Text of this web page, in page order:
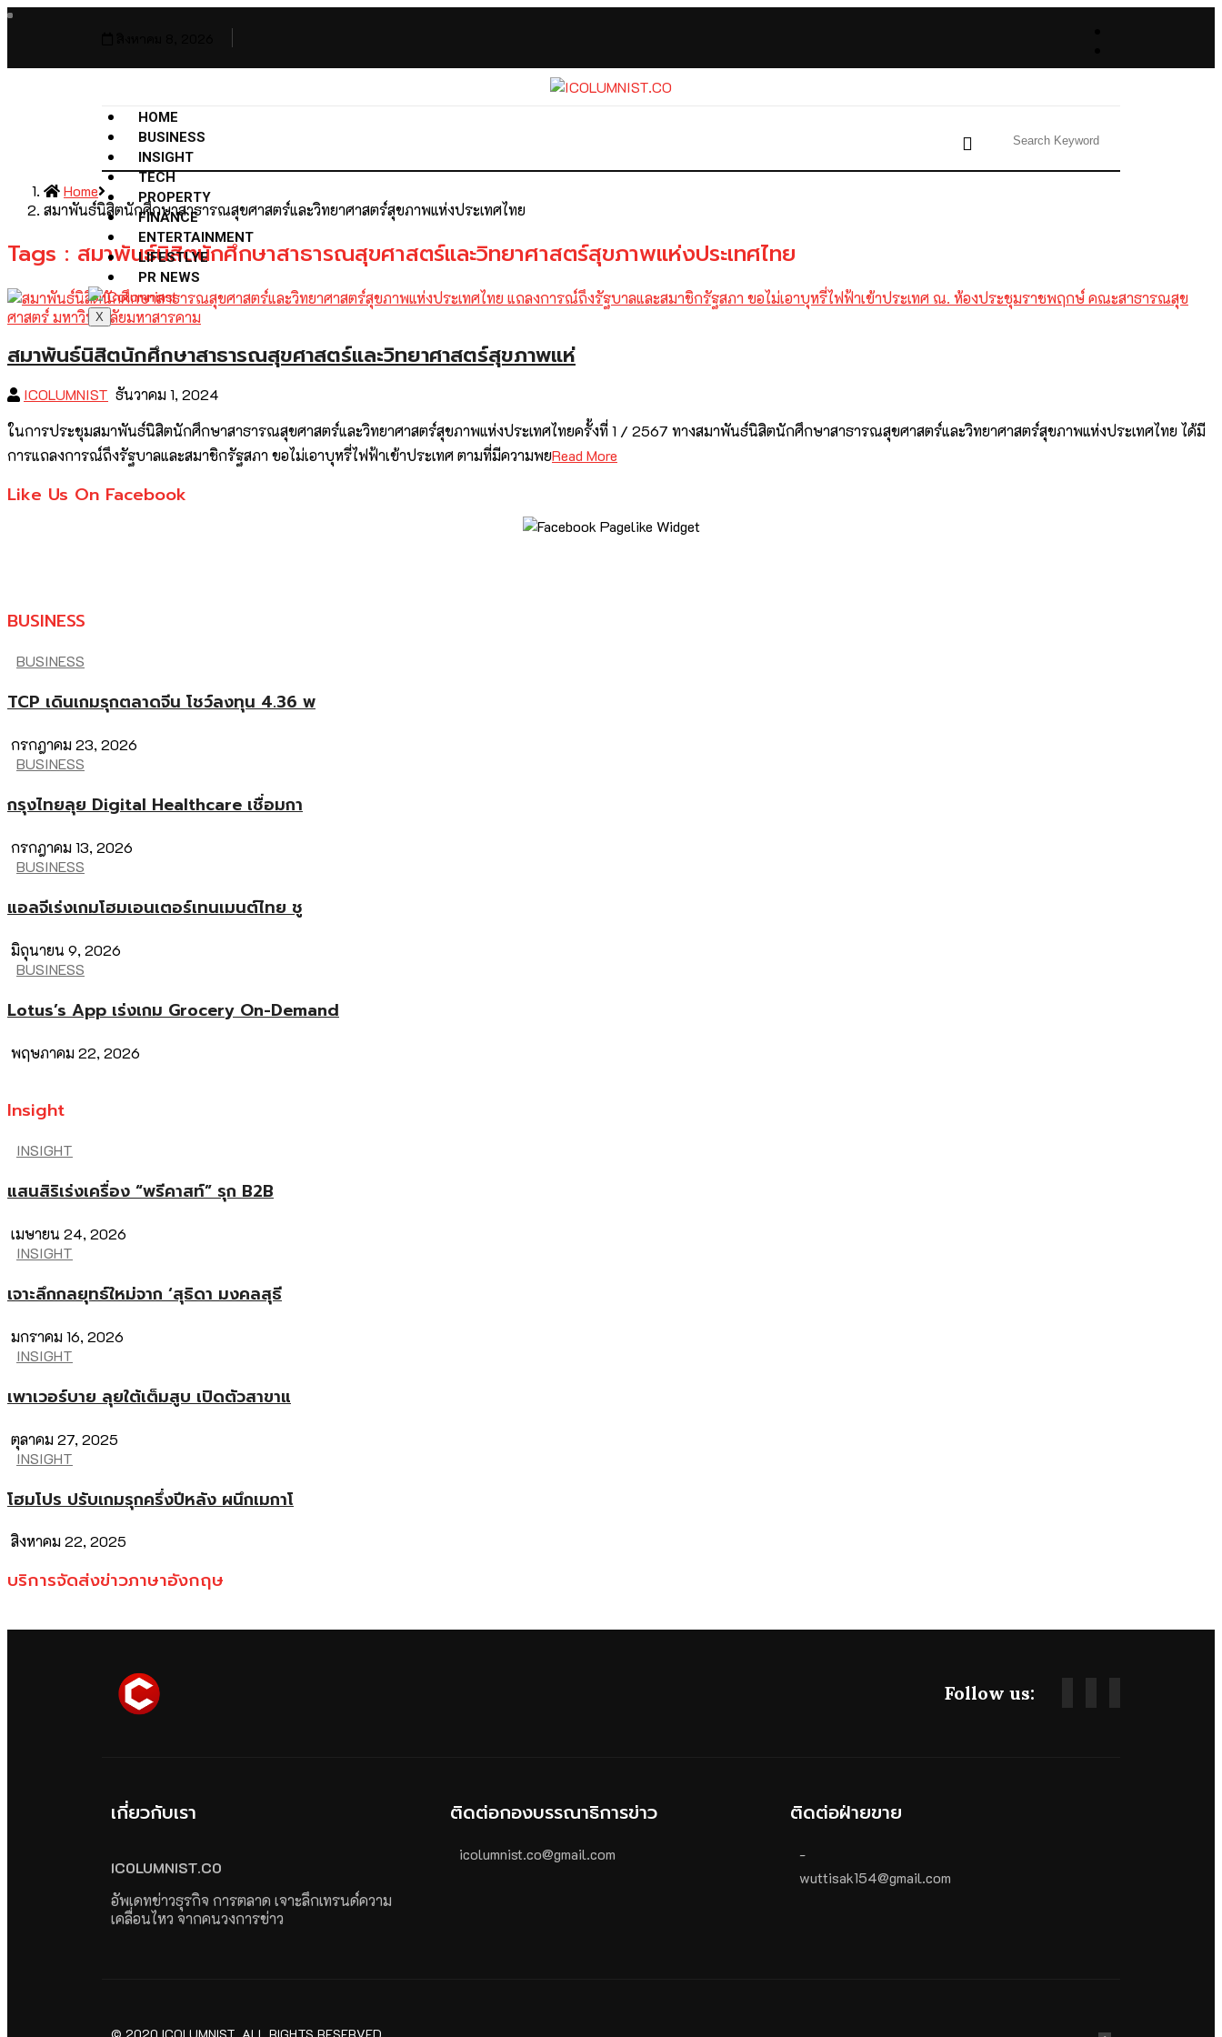
HOME
BUSINESS
INSIGHT
TECH
PROPERTY
FINANCE
ENTERTAINMENT
LIFESTLYE
PR NEWS
X
Home
สมาพันธ์นิสิตนักศึกษาสาธารณสุขศาสตร์และวิทยาศาสตร์สุขภาพแห่งประเทศไทย
Tags : สมาพันธ์นิสิตนักศึกษาสาธารณสุขศาสตร์และวิทยาศาสตร์สุขภาพแห่งประเทศไทย
สมาพันธ์นิสิตนักศึกษาสาธารณสุขศาสตร์และวิทยาศาสตร์สุขภาพแห่
ICOLUMNIST ธันวาคม 1, 2024
ในการประชุมสมาพันธ์นิสิตนักศึกษาสาธารณสุขศาสตร์และวิทยาศาสตร์สุขภาพแห่งประเทศไทยครั้งที่ 1 / 2567 ทางสมาพันธ์นิสิตนักศึกษาสาธารณสุขศาสตร์และวิทยาศาสตร์สุขภาพแห่งประเทศไทย ได้มี
การแถลงการณ์ถึงรัฐบาลและสมาชิกรัฐสภา ขอไม่เอาบุหรี่ไฟฟ้าเข้าประเทศ ตามที่มีความพยRead More
Like Us On Facebook
BUSINESS
BUSINESS
TCP เดินเกมรุกตลาดจีน โชว์ลงทุน 4.36 พ
กรกฎาคม 23, 2026
BUSINESS
กรุงไทยลุย Digital Healthcare เชื่อมกา
กรกฎาคม 13, 2026
BUSINESS
แอลจีเร่งเกมโฮมเอนเตอร์เทนเมนต์ไทย ชู
มิถุนายน 9, 2026
BUSINESS
Lotus’s App เร่งเกม Grocery On-Demand
พฤษภาคม 22, 2026
Insight
INSIGHT
แสนสิริเร่งเครื่อง “พรีคาสท์” รุก B2B
เมษายน 24, 2026
INSIGHT
เจาะลึกกลยุทธ์ใหม่จาก ‘สุธิดา มงคลสุธี
มกราคม 16, 2026
INSIGHT
เพาเวอร์บาย ลุยใต้เต็มสูบ เปิดตัวสาขาแ
ตุลาคม 27, 2025
INSIGHT
โฮมโปร ปรับเกมรุกครึ่งปีหลัง ผนึกเมกาโ
สิงหาคม 22, 2025
บริการจัดส่งข่าวภาษาอังกฤษ
Follow us:
เกี่ยวกับเรา
ICOLUMNIST.CO
อัพเดทข่าวธุรกิจ การตลาด เจาะลึกเทรนด์ความ
เคลื่อนไหว จากคนวงการข่าว
ติดต่อกองบรรณาธิการข่าว
icolumnist.co@gmail.com
ติดต่อฝ่ายขาย
-
wuttisak154@gmail.com
© 2020 ICOLUMNIST. ALL RIGHTS RESERVED.